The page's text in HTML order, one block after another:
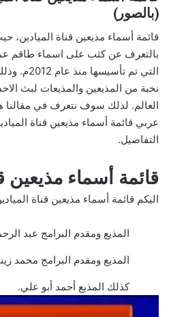
(بالصور)
قائمة أسماء مذيعين قناة
بالتعرف عن كثب على اسماء طاقم عمل
التي تم
نخبة من المذيعين والمذيعات لبث
العالم. لذلك سوف نتعرف في مقالنا
عربي قائمة أسماء مذيعين قناة
التفاصيل.
قائمة أسماء مذيعين
اليكم قائمة أسماء مذيعين قناة
المذيع ومقدم البرامج عبد
المذيع ومقدم البرامج محمد
كذلك المذيع أحمد أبو علي.